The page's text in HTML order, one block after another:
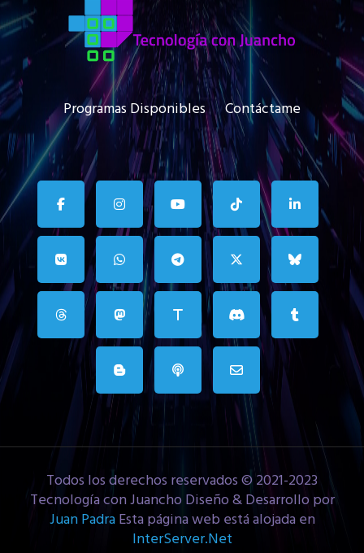
Programas Disponibles Contáctame
Todos los derechos reservados © 2021-2023
Tecnología con Juancho Diseño & Desarrollo por
Juan PadraEsta página web está alojada en
InterServer.Net